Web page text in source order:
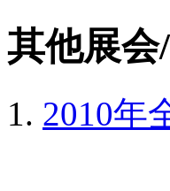
其他展会
2010年